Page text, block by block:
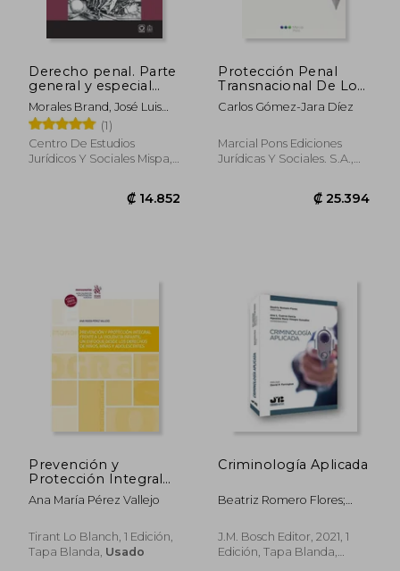
₡ 17.428 ₡
Derecho penal. Parte
general y especial
aplicada
Morales Brand, José Luis
Eloy
(1)
Centro De Estudios
Jurídicos Y Sociales Mispa,
Protección Penal
Transnacional De Los
Mercados Financieros
Carlos Gómez-Jara Díez
Marcial Pons Ediciones
Jurídicas Y Sociales. S.A.,
Prevención y
Protección Integral
Frente a la Violencia
Infantil: Un Enfoque
de Niños, Niñas y
Adolescentes
Ana María Pérez Vallejo
Tirant Lo Blanch, 1 Edición,
Tapa Blanda, Usado
Criminología Aplicada
Beatriz Romero Flores;
Garc&Iacute;A; Agustina
Mar&Iacute;A Vinagre
Gonz&Aacute;Lez; Marta
J.M. Bosch Editor, 2021, 1
Edición, Tapa Blanda,